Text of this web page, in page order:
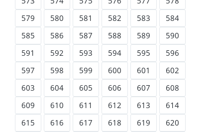
579
580 581 582 583
584
585
586 587 588 589
590
591
592 593 594 595
596
597
598 599 600 601
602
603
604 605 606 607
608
609
610 611 612 613
614
615
616 617 618 619
620